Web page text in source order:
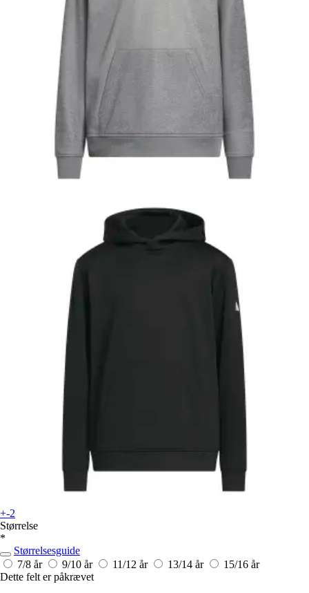
+-2
Størrelse
*
Størrelsesguide
7/8 år
9/10 år 11/12 år 13/14 år
15/16 år
Dette felt er påkrævet